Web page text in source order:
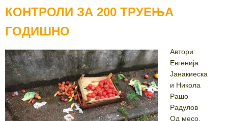
КОНТРОЛИ ЗА 200 ТРУЕЊА
ГОДИШНО
Автори:
Евгенија
Јанакиеска
и Никола
Рашо
Радулов
Од месо,